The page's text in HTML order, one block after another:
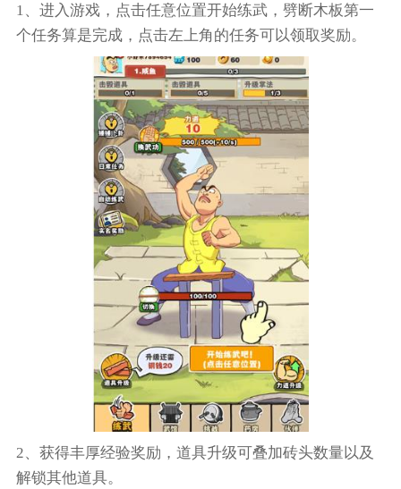
1、进入游戏，点击任意位置开始练武，劈断木板第一
个任务算是完成，点击左上角的任务可以领取奖励。
2、获得丰厚经验奖励，道具升级可叠加砖头数量以及
解锁其他道具。